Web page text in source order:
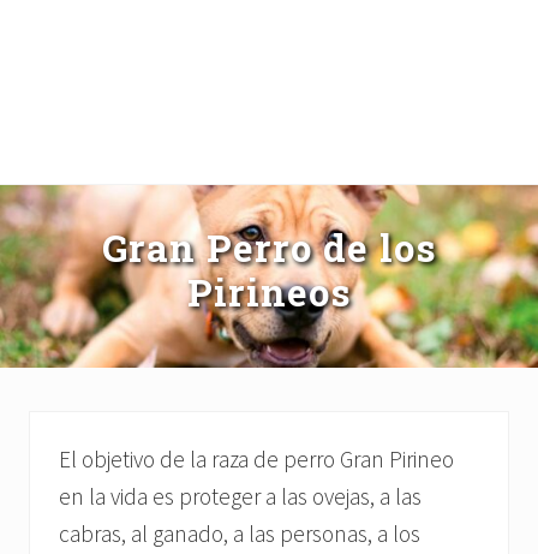
Gran Perro de los
Pirineos
El objetivo de la raza de perro Gran Pirineo
en la vida es proteger a las ovejas, a las
cabras, al ganado, a las personas, a los